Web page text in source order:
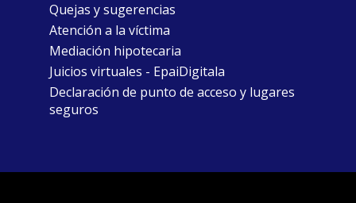
Quejas y sugerencias
Atención a la víctima
Mediación hipotecaria
Juicios virtuales - EpaiDigitala
Declaración de punto de acceso y lugares
seguros